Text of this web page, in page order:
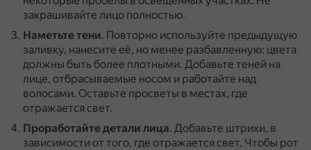
закрашивайте лицо полностью.
Наметьте тени. Повторно используйте предыдущую
заливку, нанесите её, но менее разбавленную: цвета
должны быть более плотными. Добавьте теней на
лице, отбрасываемые носом и работайте над
волосами. Оставьте просветы в местах, где
отражается свет.
Проработайте детали лица. Добавьте штрихи, в
зависимости от того, где отражается свет. Чтобы рот